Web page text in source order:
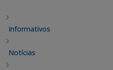
Informativos
Notícias